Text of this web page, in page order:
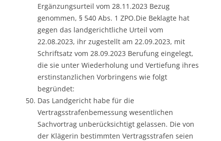
Ergänzungsurteil vom 28.11.2023 Bezug
genommen, § 540 Abs. 1 ZPO.Die Beklagte hat
gegen das landgerichtliche Urteil vom
22.08.2023, ihr zugestellt am 22.09.2023, mit
Schriftsatz vom 28.09.2023 Berufung eingelegt,
die sie unter Wiederholung und Vertiefung ihres
erstinstanzlichen Vorbringens wie folgt
begründet:
Das Landgericht habe für die
Vertragsstrafenbemessung wesentlichen
Sachvortrag unberücksichtigt gelassen. Die von
der Klägerin bestimmten Vertragsstrafen seien